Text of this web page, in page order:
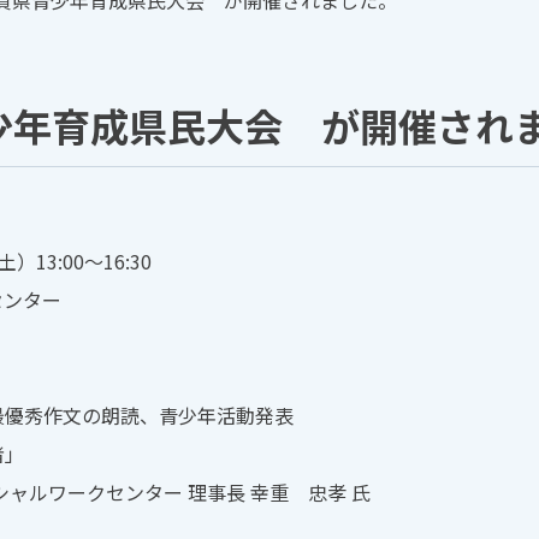
年育成県民大会 が開催され
）13:00～16:30
ター
秀作文の朗読、青少年活動発表
ークセンター 理事長 幸重 忠孝 氏